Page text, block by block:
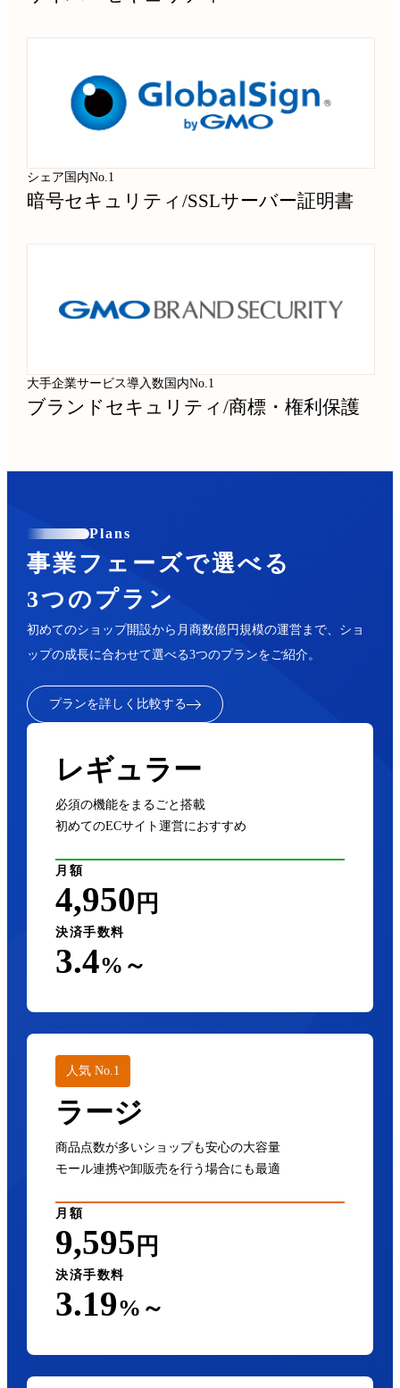
シェア国内No.1
暗号セキュリティ/SSLサーバー証明書
大手企業サービス導入数国内No.1
ブランドセキュリティ/商標・権利保護
Plans
事業フェーズで選べる
3つのプラン
初めてのショップ開設から月商数億円規模の運営まで、ショ
ップの成長に合わせて選べる3つのプランをご紹介。
プランを詳しく比較する
レギュラー
必須の機能をまるごと搭載
初めてのECサイト運営におすすめ
月額
4,950 円
決済手数料
3.4%～
人気 No.1
ラージ
商品点数が多いショップも安心の大容量
モール連携や卸販売を行う場合にも最適
月額
9,595 円
決済手数料
3.19%～